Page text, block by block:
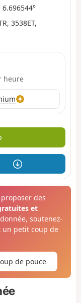
6.696544°
3538ET,
heure
des
et
soutenez-
un petit coup de
de pouce